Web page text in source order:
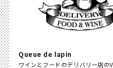
Queue de lapin
ワインとフードのデリバリー店の